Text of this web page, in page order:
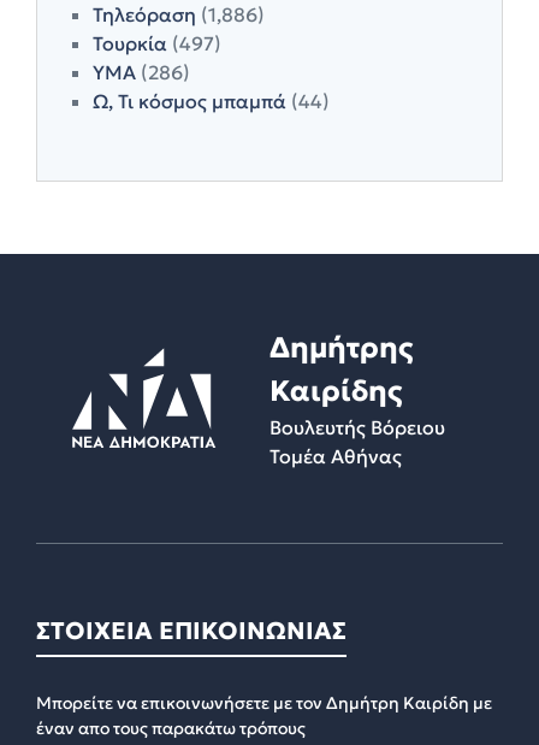
Τηλεόραση (1,886)
Τουρκία (497)
ΥΜΑ (286)
Ω, Τι κόσμος μπαμπά (44)
Δημήτρης
Καιρίδης
Βουλευτής Βόρειου
Τομέα Αθήνας
ΣΤΟΙΧΕΙΑ ΕΠΙΚΟΙΝΩΝΙΑΣ
Μπορείτε να επικοινωνήσετε με τον Δημήτρη Καιρίδη με
έναν απο τους παρακάτω τρόπους